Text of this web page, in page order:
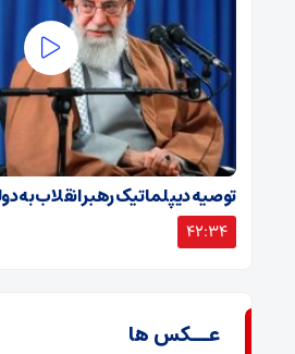
توصیه دیپلماتیک رهبر انقلاب به
42:34
عــکس ها